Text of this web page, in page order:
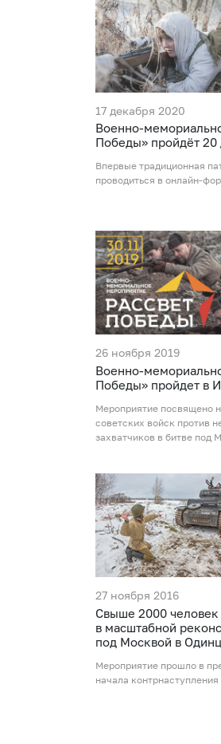
17 декабря 2020
Военно-
Победы» пройдёт 20
Впервые традиционная
проводиться в онлайн-
26 ноября 2019
Военно-
Победы» пройдет в
Мероприятие посвящено
советских войск против
захватчиков в битве под
27 ноября 2016
Свыше 2000 человек
в масштабной
под Москвой в
Мероприятие прошло в
начала контрнаступления